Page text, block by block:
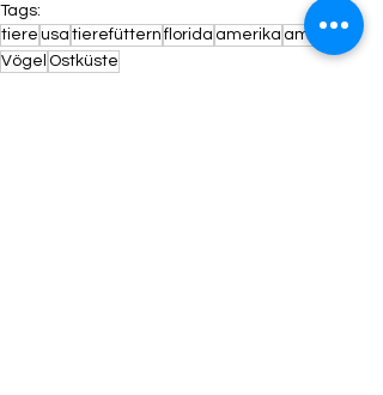
Tags:
tiere usa tierefüttern florida amerika america
Vögel Ostküste